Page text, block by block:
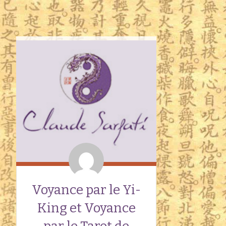
Voyance par le Yi-
King et Voyance